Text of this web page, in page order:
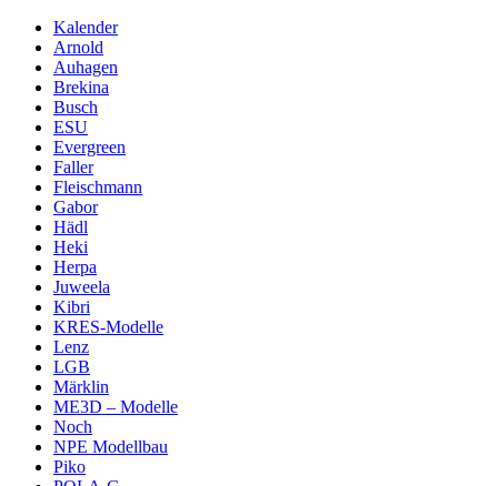
Kalender
Arnold
Auhagen
Brekina
Busch
ESU
Evergreen
Faller
Fleischmann
Gabor
Hädl
Heki
Herpa
Juweela
Kibri
KRES-Modelle
Lenz
LGB
Märklin
ME3D – Modelle
Noch
NPE Modellbau
Piko